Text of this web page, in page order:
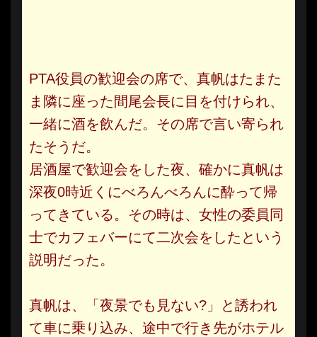
PTA役員の歓迎会の席で、真帆はたまた
ま隣に座った間尾会長に目を付けられ、
一緒に酒を飲んだ。その席で言い寄られ
たそうだ。
居酒屋で歓迎会をした夜、確かに真帆は
深夜0時近くにべろんべろんに酔って帰
ってきている。その時は、女性の委員同
士でカフェバーにて二次会をしたという
説明だった。
真帆は、「夜景でも見ない?」と誘われ
て車に乗り込み、途中で行き先がホテル